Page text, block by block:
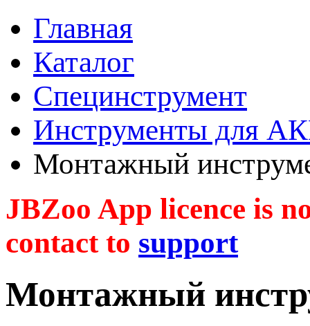
Главная
Каталог
Специнструмент
Инструменты для
Монтажный
JBZoo App licence is
contact to support
Монтажный